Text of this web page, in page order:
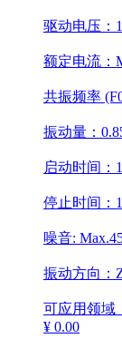
电脑
其他
IR联系
普法
招聘
联系我们
驱动电压：
额定电流：
共振频率
振动量：
启动时间：
停止时间：
噪音:
振动方向：
可应用领域
¥ 0.00